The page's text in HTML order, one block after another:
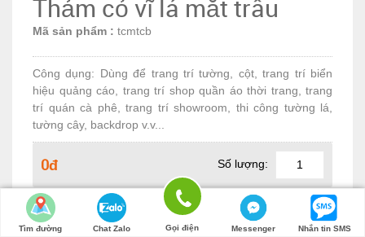
Thảm cỏ vĩ lá mắt trâu
Mã sản phẩm : tcmtcb
Công dụng: Dùng để trang trí tường, cột, trang trí biển
hiệu quảng cáo, trang trí shop quần áo thời trang, trang
trí quán cà phê, trang trí showroom, thi công tường lá,
tường cây, backdrop v.v...
0đ Số lượng:
MUA NGAY
Tìm đường Chat Zalo Gọi điện Messenger Nhắn tin SMS